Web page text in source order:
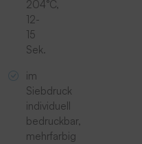
204°C,
12-
15
Sek.
im
Siebdruck
individuell
bedruckbar,
mehrfarbig